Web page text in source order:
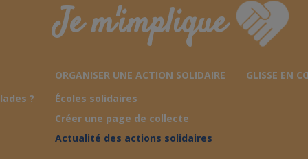
Je m'implique
?
ORGANISER UNE ACTION SOLIDAIRE
Écoles solidaires
Créer une page de collecte
Actualité des actions solidaires
GLISSE EN